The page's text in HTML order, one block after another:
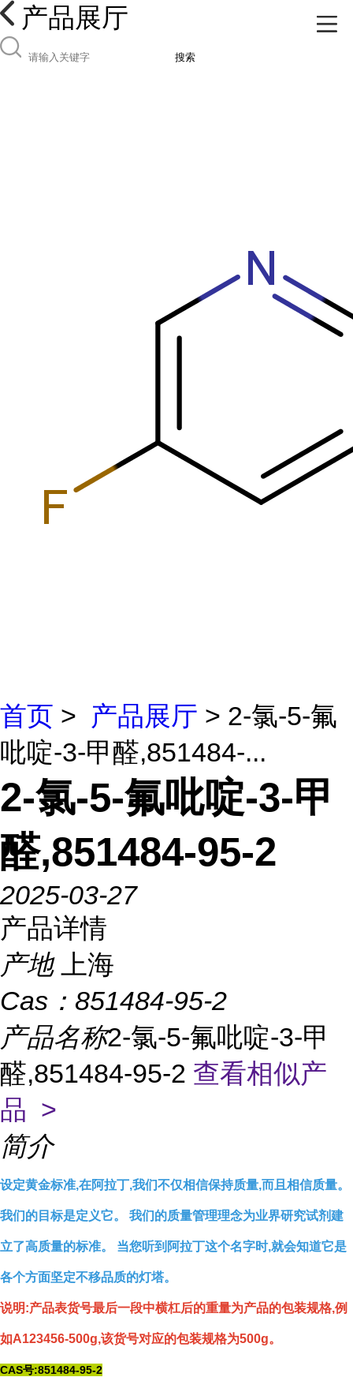
产品展厅
搜索
首页 > 产品展厅 > 2-氯-5-氟
吡啶-3-甲醛,851484-...
2-氯-5-氟吡啶-3-甲
醛,851484-95-2
2025-03-27
产品详情
产地
上海
Cas： 851484-95-2
产品名称2-氯-5-氟吡啶-3-甲
醛,851484-95-2 查看相似产
品 >
简介
设定黄金标准,在阿拉丁,我们不仅相信保持质量,而且相信质量。
我们的目标是定义它。 我们的质量管理理念为业界研究试剂建
立了高质量的标准。 当您听到阿拉丁这个名字时,就会知道它是
各个方面坚定不移品质的灯塔。
说明:产品表货号最后一段中横杠后的重量为产品的包装规格,例
如A123456-500g,该货号对应的包装规格为500g。
CAS号:851484-95-2